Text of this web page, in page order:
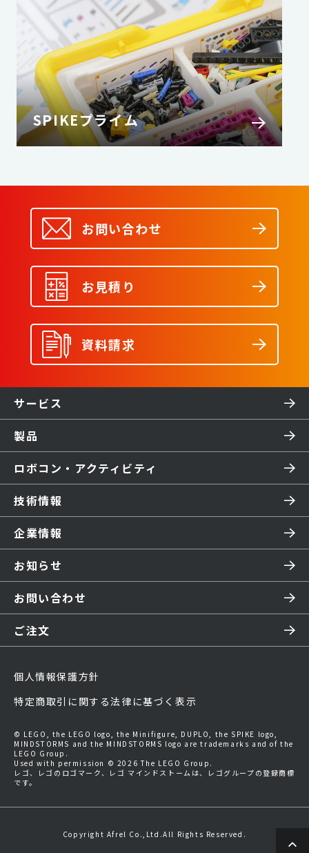
SPIKEプライム
お問い合わせ
お見積り
資料請求
サービス
製品
ロボコン・アクティビティ
技術情報
企業情報
お知らせ
お問い合わせ
ご注文
個人情報保護方針
特定商取引に関する法律に基づく表示
© LEGO, the LEGO logo, the Minifigure, DUPLO, the SPIKE logo,
MINDSTORMS and the MINDSTORMS logo are trademarks and of the
LEGO Group.
Used with permission © 2026 The LEGO Group.
レゴ、レゴのロゴマーク、レゴ マインドストームは、レゴグループの登録商標
です。
Copyright Afrel Co.,Ltd.All Rights Reserved.